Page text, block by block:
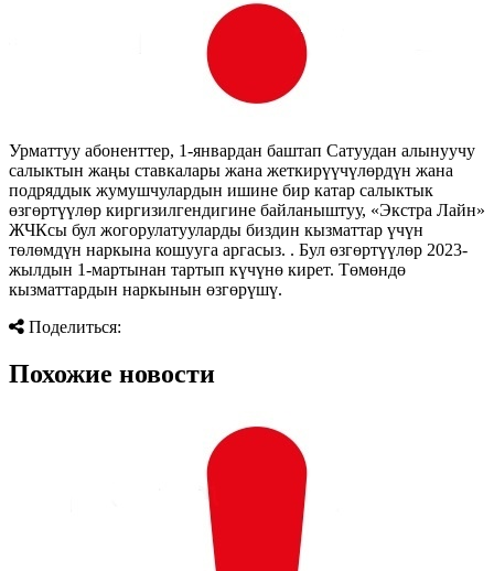
Урматтуу абоненттер, 1-январдан баштап Сатуудан алынуучу
салыктын жаңы ставкалары жана жеткирүүчүлөрдүн жана
подряддык жумушчулардын ишине бир катар салыктык
өзгөртүүлөр киргизилгендигине байланыштуу, «Экстра Лайн»
ЖЧКсы бул жогорулатууларды биздин кызматтар үчүн
төлөмдүн наркына кошууга аргасыз. . Бул өзгөртүүлөр 2023-
жылдын 1-мартынан тартып күчүнө кирет. Төмөндө
кызматтардын наркынын өзгөрүшү.
Поделиться:
Похожие новости